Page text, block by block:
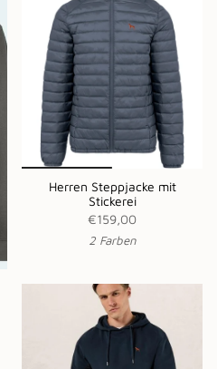
Herren Steppjacke mit
Stickerei
€159,00
2 Farben